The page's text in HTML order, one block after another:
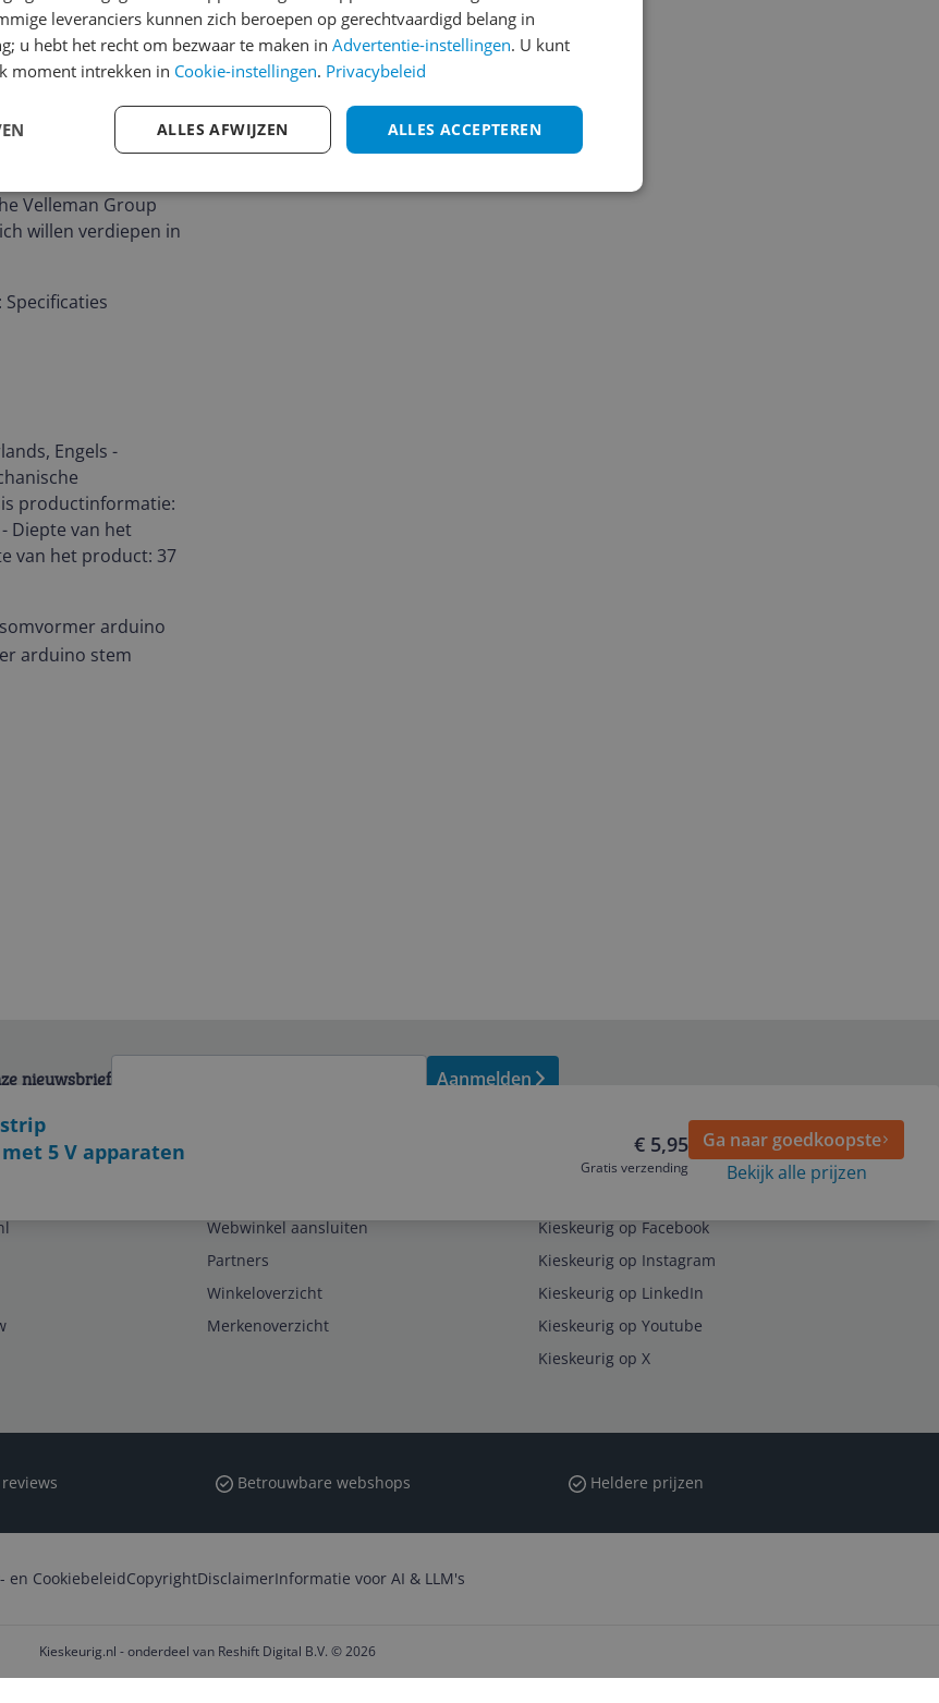
en bescherming
met deze
de technologische
kit zal een
creatief denken in
Velleman Group
willen verdiepen in
Specificaties
Engels -
productinformatie:
Diepte van het
van het product: 37
arduino
arduino stem
5 V apparaten
€ 5,95
Gratis verzending
Ga naar goedkoopste
Bekijk alle prijzen
nieuwsbrief Aanmelden
Webwinkel aansluiten
Partners
Winkeloverzicht
Merkenoverzicht
Kieskeurig op Facebook
Kieskeurig op Instagram
Kieskeurig op LinkedIn
Kieskeurig op Youtube
Kieskeurig op X
Betrouwbare webshops Heldere prijzen
en CookiebeleidCopyrightDisclaimerInformatie voor AI & LLM's
Kieskeurig.nl - onderdeel van Reshift Digital B.V. © 2026
leveranciers kunnen zich beroepen op gerechtvaardigd belang in
u hebt het recht om bezwaar te maken in Advertentie-instellingen. U kunt
moment intrekken in Cookie-instellingen. Privacybeleid
ALLES ACCEPTEREN
ALLES AFWIJZEN